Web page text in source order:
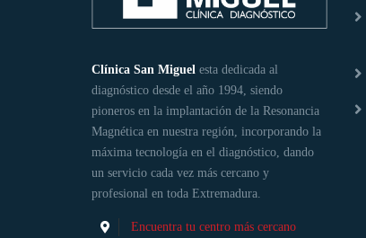
Clínica San Miguel esta dedicada al
diagnóstico desde el año 1994, siendo
pioneros en la implantación de la Resonancia
Magnética en nuestra región, incorporando la
máxima tecnología en el diagnóstico, dando
un servicio cada vez más cercano y
profesional en toda Extremadura.
Encuentra tu centro más cercano